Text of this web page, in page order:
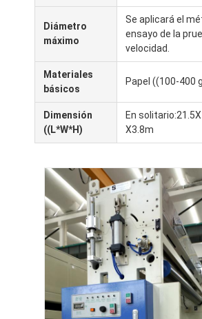
Máquina de capa de la
máquina de recubrimiento de papel
El doble echó a un lado máquina que
Piezas de la máquina de la
Máquina soplada derretimiento de
Diámetro
máximo
Se aplicará el
ensayo de la
velocidad.
Materiales
básicos
Papel ((100-400
Dimensión
((L*W*H)
En
X3.8m